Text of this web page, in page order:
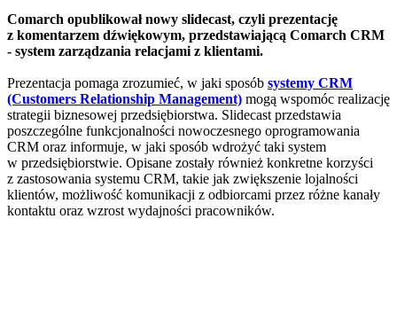
Comarch opublikował nowy slidecast, czyli prezentację
z komentarzem dźwiękowym, przedstawiającą Comarch CRM
- system zarządzania relacjami z klientami.
Prezentacja pomaga zrozumieć, w jaki sposób systemy CRM
(Customers Relationship Management) mogą wspomóc realizację
strategii biznesowej przedsiębiorstwa. Slidecast przedstawia
poszczególne funkcjonalności nowoczesnego oprogramowania
CRM oraz informuje, w jaki sposób wdrożyć taki system
w przedsiębiorstwie. Opisane zostały również konkretne korzyści
z zastosowania systemu CRM, takie jak zwiększenie lojalności
klientów, możliwość komunikacji z odbiorcami przez różne kanały
kontaktu oraz wzrost wydajności pracowników.